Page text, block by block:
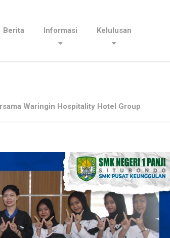
Berita Informasi Kelulusan
Waringin Hospitality Hotel Group